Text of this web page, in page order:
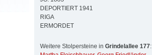
DEPORTIERT 1941
RIGA
ERMORDET
Weitere Stolpersteine in Grindelallee 177: